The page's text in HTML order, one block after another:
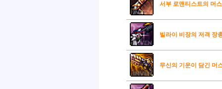
서부 로맨티스트의 머
빌라이 비장의 저격 장
무신의 기운이 담긴 머